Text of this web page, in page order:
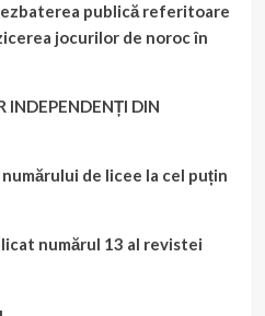
publică referitoare
jocurilor de noroc în
INDEPENDENȚI DIN
de licee la cel puțin
numărul 13 al revistei